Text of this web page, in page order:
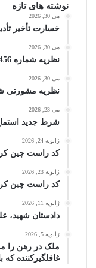
نوشته های تازه
می 30, 2026
خسارت تأخیر
می 30, 2026
نظریه شماره 7/1402/456 مورخ 1402/07/03
می 30, 2026
نظریه مشورتی شماره 7/96/3137
می 23, 2026
شرط جدید
ژانویه 24, 2026
کد راست چین
ژانویه 23, 2026
کد راست چین
ژانویه 11, 2026
دادستان شهید،
ژانویه 5, 2026
غافلگیرکننده که